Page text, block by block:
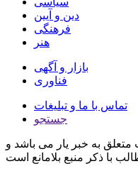
دین و آیین
فرهنگی
هنر
بازار و آگهی
فناوری
تماس با ما و تبلیغات
جستجو
به خبر یار می باشد و